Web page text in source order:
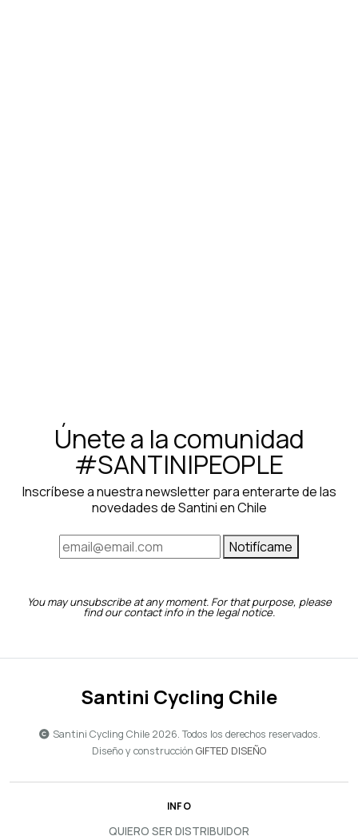
Únete a la comunidad
#SANTINIPEOPLE
Inscríbese a nuestra newsletter para enterarte de las
novedades de Santini en Chile
Notifícame
You may unsubscribe at any moment. For that purpose, please
find our contact info in the legal notice.
Santini Cycling Chile
Santini Cycling Chile 2026. Todos los derechos reservados.
Diseño y construcción GIFTED DISEÑO
INFO
QUIERO SER DISTRIBUIDOR